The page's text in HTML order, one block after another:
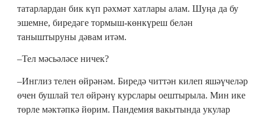
татарлардан бик күп рәхмәт хатлары алам. Шуңа да бу
эшемне, биредәге тормыш-көнкүреш белән
таныштыруны дәвам итәм.
–Тел мәсьәләсе ничек?
–Инглиз телен өйрәнәм. Биредә читтән килеп яшәүчеләр
өчен бушлай тел өйрәнү курслары оештырыла. Мин ике
төрле мәктәпкә йөрим. Пандемия вакытында укулар